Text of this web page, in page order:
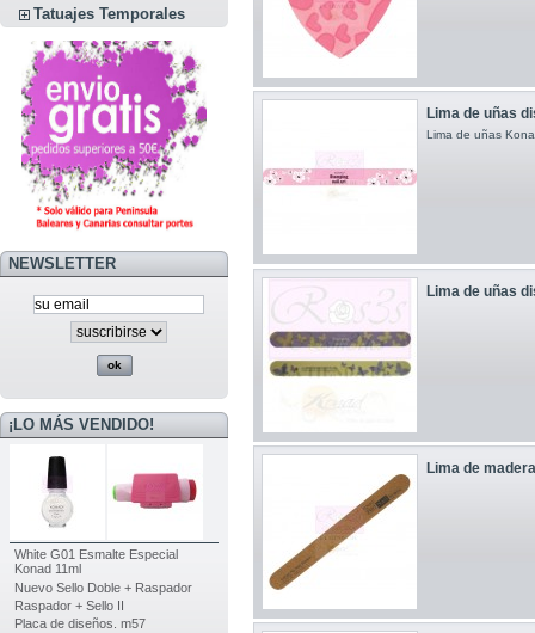
Tatuajes Temporales
NEWSLETTER
¡LO MÁS VENDIDO!
White G01 Esmalte Especial
Konad 11ml
Nuevo Sello Doble + Raspador
Raspador + Sello II
Placa de diseños. m57
Lima de uñas
Lima de uñas
Lima de uñas
Lima de